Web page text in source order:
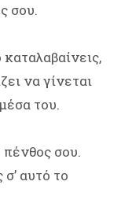
σου.
να γίνεται
του.
πένθος σου.
αυτό το